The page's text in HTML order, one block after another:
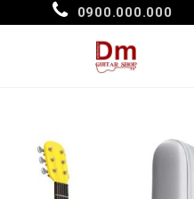
0900.000.000